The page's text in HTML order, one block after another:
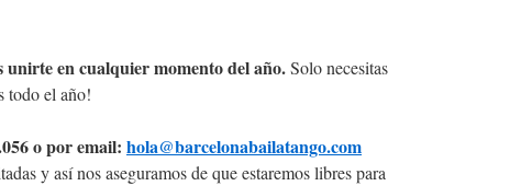
unirte en cualquier momento del año.Solo necesitas
todo el año!
o por email: hola@barcelonabailatango.com
y así nos aseguramos de que estaremos libres para